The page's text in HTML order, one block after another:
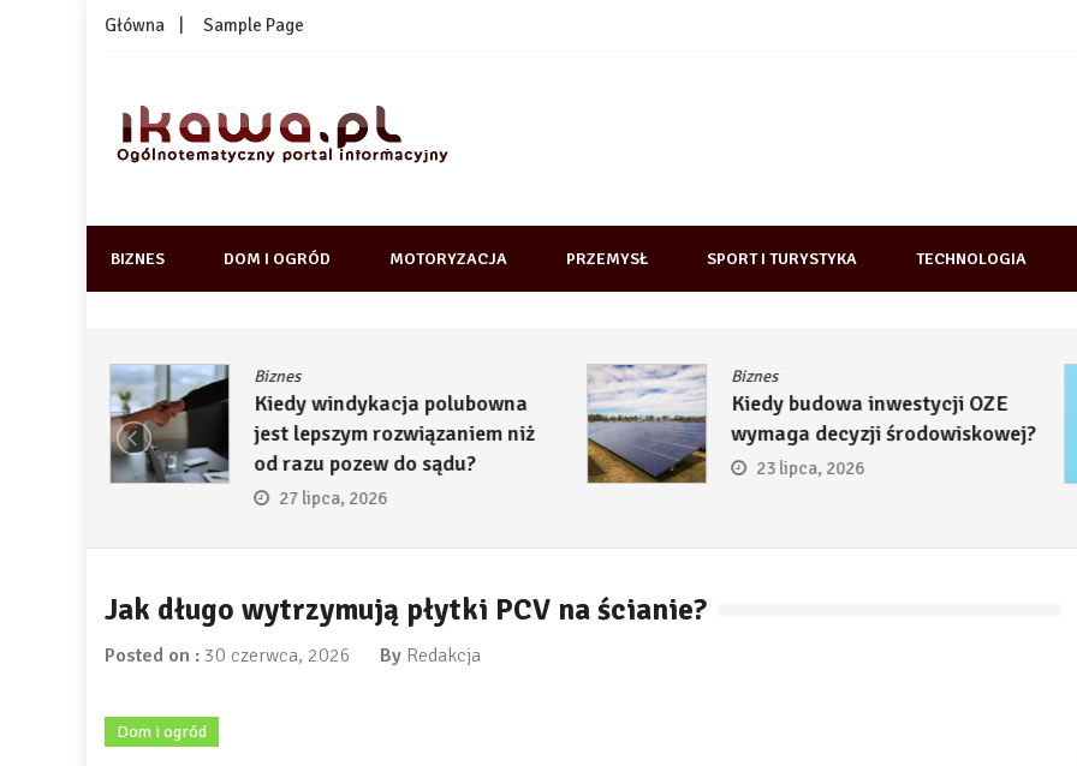
Skip
Główna Sample Page
1kawa.pl
BIZNES DOM I OGRÓD MOTORYZACJA PRZEMYSŁ SPORT I TURYSTYKA TECHNOLOGIA
Biznes
Kiedy windykacja polubowna
jest lepszym rozwiązaniem niż
od razu pozew do sądu?
27 lipca, 2026
Biznes
Kiedy budowa inwestycji OZE
wymaga decyzji środowiskowej?
23 lipca, 2026
Jak długo wytrzymują płytki PCV na ścianie?
Posted on : 30 czerwca, 2026 By Redakcja
Dom i ogród